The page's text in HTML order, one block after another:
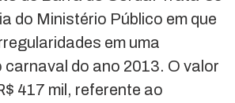
do Ministério Público em que
em uma
carnaval do ano 2013. O valor
417 mil, referente ao